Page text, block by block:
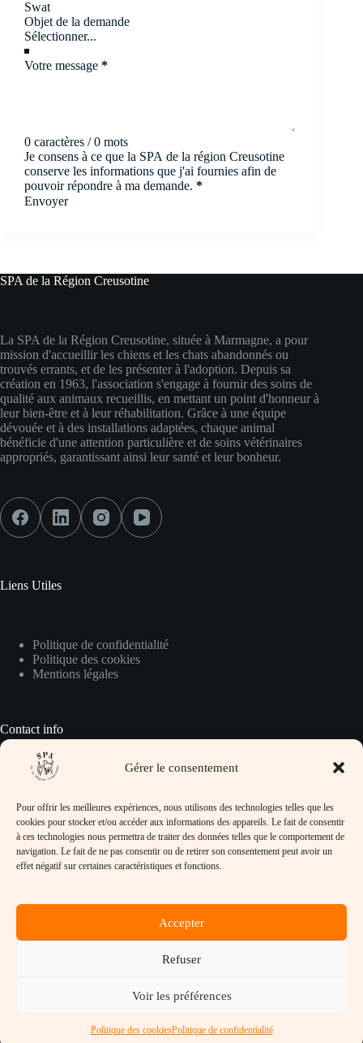
Gérer le consentement
Pour offrir les meilleures expériences, nous utilisons des technologies telles que les
cookies pour stocker et/ou accéder aux informations des appareils. Le fait de consentir
à ces technologies nous permettra de traiter des données telles que le comportement de
navigation. Le fait de ne pas consentir ou de retirer son consentement peut avoir un
effet négatif sur certaines caractéristiques et fonctions.
Accepter
Refuser
Voir les préférences
Politique des cookiesPolitique de confidentialité
Objet de la demande
Votre message *
0 caractères / 0 mots
Je consens à ce que la SPA de la région Creusotine
conserve les informations que j'ai fournies afin de
pouvoir répondre à ma demande. *
Envoyer
SPA de la Région Creusotine
La SPA de la Région Creusotine, située à Marmagne, a pour
mission d'accueillir les chiens et les chats abandonnés ou
trouvés errants, et de les présenter à l'adoption. Depuis sa
création en 1963, l'association s'engage à fournir des soins de
qualité aux animaux recueillis, en mettant un point d'honneur à
leur bien-être et à leur réhabilitation. Grâce à une équipe
dévouée et à des installations adaptées, chaque animal
bénéficie d'une attention particulière et de soins vétérinaires
appropriés, garantissant ainsi leur santé et leur bonheur.
Liens Utiles
Politique de confidentialité
Politique des cookies
Mentions légales
Contact info
Adresse :
SPA de la Région Creusotine, 32 rue Jean
Lafoy, 71710 Marmagne
Téléphone :
refuge@spacreusot.fr
Horaires d’ouverture :
Lundi, Mardi, Mercredi, Vendredi et Samedi de
https://www.spacreusot.fr
Copyright © SPA de la Région Creusotine - 2026 - Tous